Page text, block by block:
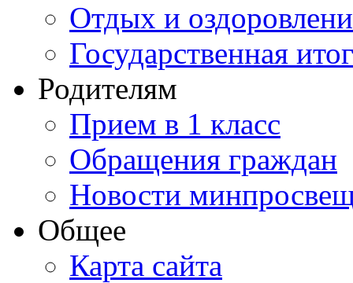
Отдых и
Государственная
Родителям
Прием в 1 класс
Обращения граждан
Новости
Общее
Карта сайта